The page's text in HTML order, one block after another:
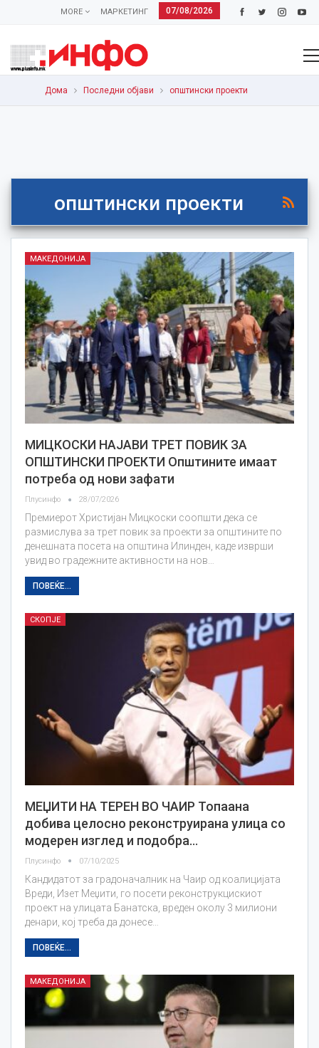
07/08/2026
МАРКЕТИНГ
MORE
Дома Последни објави општински проекти
општински проекти
МАКЕДОНИЈА
МИЦКОСКИ НАЈАВИ ТРЕТ ПОВИК ЗА
ОПШТИНСКИ ПРОЕКТИ Општините имаат
потреба од нови зафати
Плусинфо 28/07/2026
Премиерот Христијан Мицкоски соопшти дека се
размислува за трет повик за проекти за општините по
денешната посета на општина Илинден, каде изврши
увид во градежните активности на нов…
ПОВЕЌЕ...
СКОПЈЕ
МЕЏИТИ НА ТЕРЕН ВО ЧАИР Топаана
добива целосно реконструирана улица со
модерен изглед и подобра…
Плусинфо 07/10/2025
Кандидатот за градоначалник на Чаир од коалицијата
Вреди, Изет Меџити, го посети реконструкцискиот
проект на улицата Банатска, вреден околу 3 милиони
денари, кој треба да донесе…
ПОВЕЌЕ...
МАКЕДОНИЈА